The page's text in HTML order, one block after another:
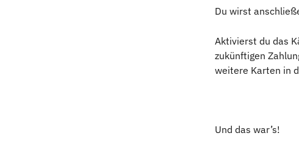
Du wirst
Aktivierst du das
zukünftigen
weitere Karten in
Und das war’s!